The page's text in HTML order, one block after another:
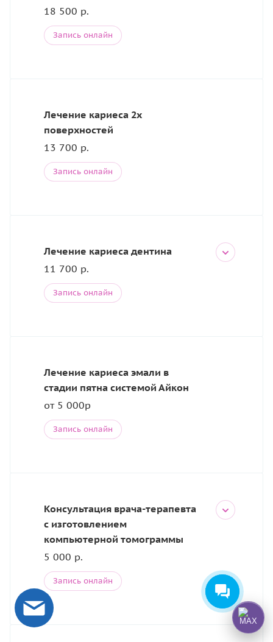
18 500 р.
Запись онлайн
Лечение кариеса 2х
поверхностей
13 700 р.
Запись онлайн
Лечение кариеса дентина
11 700 р.
Запись онлайн
Лечение кариеса эмали в
стадии пятна системой Айкон
от 5 000р
Запись онлайн
Консультация врача-терапевта
с изготовлением
компьютерной томограммы
5 000 р.
Запись онлайн